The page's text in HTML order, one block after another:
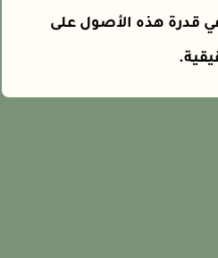
قدرة هذه الأصول على